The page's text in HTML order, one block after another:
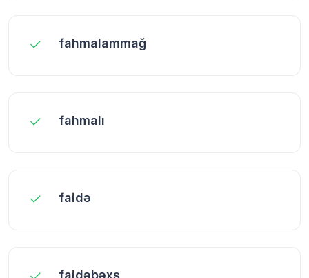
fahmalammağ
fahmalı
faidə
faidəbəxş